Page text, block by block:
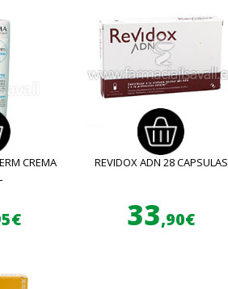
CREMA
REVIDOX ADN 28 CAPSULAS
33,90€